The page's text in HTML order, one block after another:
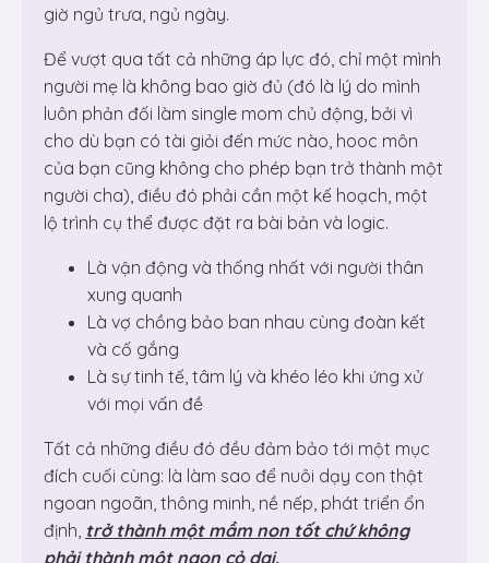
giờ ngủ trưa, ngủ ngày.
Để vượt qua tất cả những áp lực đó, chỉ một mình
người mẹ là không bao giờ đủ (đó là lý do mình
luôn phản đối làm single mom chủ động, bởi vì
cho dù bạn có tài giỏi đến mức nào, hooc môn
của bạn cũng không cho phép bạn trở thành một
người cha), điều đó phải cần một kế hoạch, một
lộ trình cụ thể được đặt ra bài bản và logic.
Là vận động và thống nhất với người thân
xung quanh
Là vợ chồng bảo ban nhau cùng đoàn kết
và cố gắng
Là sự tinh tế, tâm lý và khéo léo khi ứng xử
với mọi vấn đề
Tất cả những điều đó đều đảm bảo tới một mục
đích cuối cùng: là làm sao để nuôi dạy con thật
ngoan ngoãn, thông minh, nề nếp, phát triển ổn
định, trở thành một mầm non tốt chứ không
phải thành một ngọn cỏ dại.